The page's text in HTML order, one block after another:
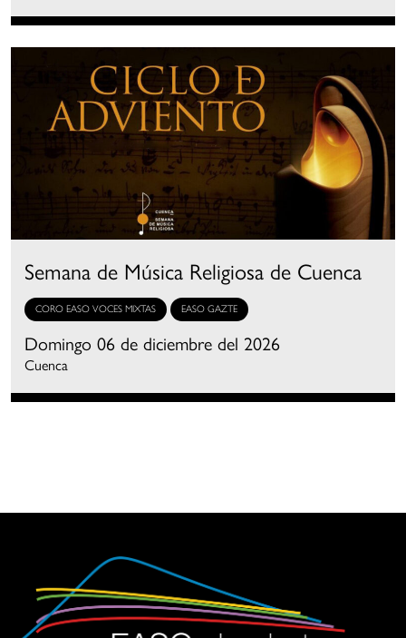
Semana de Música Religiosa de Cuenca
CORO EASO VOCES MIXTAS EASO GAZTE
Domingo 06 de diciembre del 2026
Cuenca